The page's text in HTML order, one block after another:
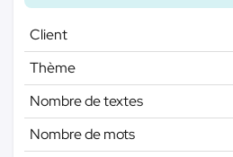
Client
Thème
Nombre de textes
Nombre de mots